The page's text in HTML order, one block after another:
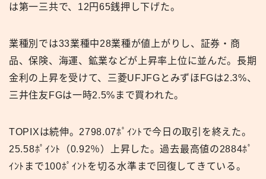
は第一三共で、12円65銭押し下げた。
業種別では33業種中28業種が値上がりし、証券・商
品、保険、海運、鉱業などが上昇率上位に並んだ。長期
金利の上昇を受けて、三菱UFJFGとみずほFGは2.3%、
三井住友FGは一時2.5%まで買われた。
TOPIXは続伸。2798.07ﾎﾟｲﾝﾄで今日の取引を終えた。
25.58ﾎﾟｲﾝﾄ（0.92％）上昇した。過去最高値の2884ﾎﾟ
ｲﾝﾄまで100ﾎﾟｲﾝﾄを切る水準まで回復してきている。